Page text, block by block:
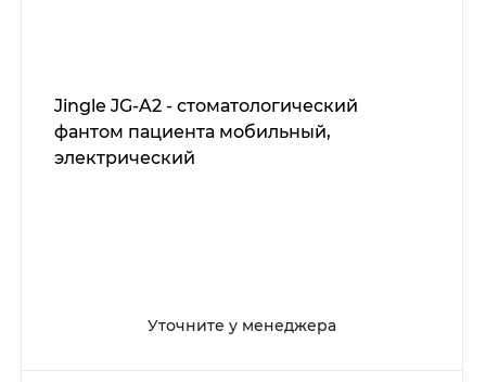
Jingle JG-A2 - стоматологический
фантом пациента мобильный​,
электрический
Уточните у менеджера